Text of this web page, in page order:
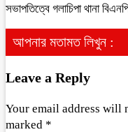
সভাপতিত্বে গলাচিপা থানা
আপনার মতামত লিখুন :
Leave a Reply
Your email address will
marked *